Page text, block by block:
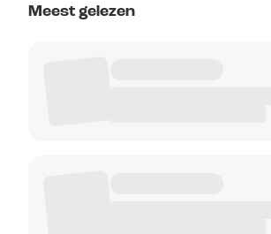
Meest gelezen